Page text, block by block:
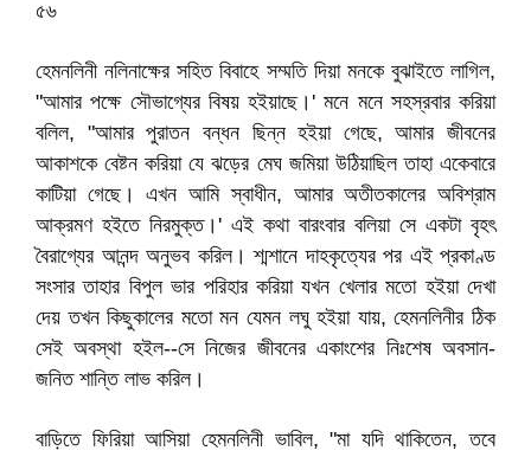
৫৬
হেমনলিনী নলিনাক্ষের সহিত বিবাহে সম্মতি দিয়া মনকে বুঝাইতে লাগিল,
"আমার পক্ষে সৌভাগ্যের বিষয় হইয়াছে।' মনে মনে সহস্রবার করিয়া
বলিল, "আমার পুরাতন বন্ধন ছিন্ন হইয়া গেছে, আমার জীবনের
আকাশকে বেষ্টন করিয়া যে ঝড়ের মেঘ জমিয়া উঠিয়াছিল তাহা একেবারে
কাটিয়া গেছে। এখন আমি স্বাধীন, আমার অতীতকালের অবিশ্রাম
আক্রমণ হইতে নিরমুক্ত।' এই কথা বারংবার বলিয়া সে একটা বৃহৎ
বৈরাগ্যের আনন্দ অনুভব করিল। শ্মশানে দাহকৃত্যের পর এই প্রকাণ্ড
সংসার তাহার বিপুল ভার পরিহার করিয়া যখন খেলার মতো হইয়া দেখা
দেয় তখন কিছুকালের মতো মন যেমন লঘু হইয়া যায়, হেমনলিনীর ঠিক
সেই অবস্থা হইল--সে নিজের জীবনের একাংশের নিঃশেষ অবসান-
জনিত শান্তি লাভ করিল।
বাড়িতে ফিরিয়া আসিয়া হেমনলিনী ভাবিল, "মা যদি থাকিতেন, তবে